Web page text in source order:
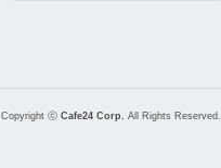
Copyright ⓒ Cafe24 Corp. All Rights Reserved.